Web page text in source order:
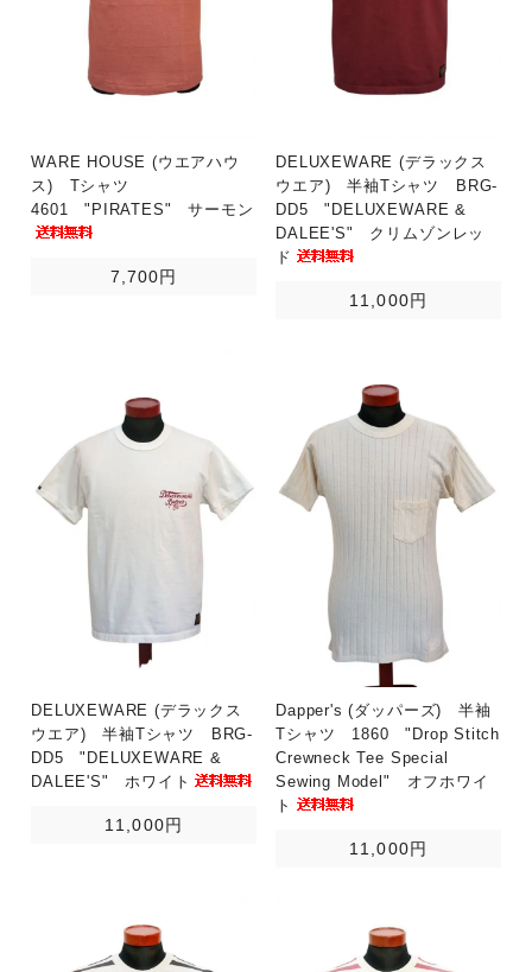
WARE HOUSE (ウエアハウ
ス) Tシャツ
4601 "PIRATES" サーモン
7,700円
DELUXEWARE (デラックス
ウエア) 半袖Tシャツ BRG-
DD5 "DELUXEWARE &
DALEE'S" クリムゾンレッ
ド
11,000円
DELUXEWARE (デラックス
ウエア) 半袖Tシャツ BRG-
DD5 "DELUXEWARE &
DALEE'S" ホワイト
11,000円
Dapper's (ダッパーズ) 半袖
Tシャツ 1860 "Drop Stitch
Crewneck Tee Special
Sewing Model" オフホワイ
ト
11,000円